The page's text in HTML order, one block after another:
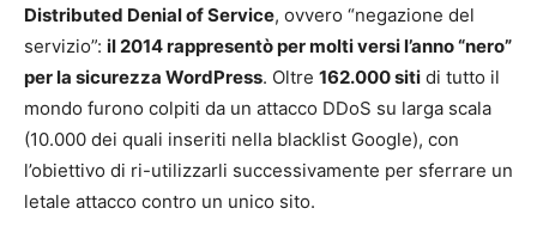
Distributed Denial of Service, ovvero “negazione del
servizio”: il 2014 rappresentò per molti versi l’anno “nero”
per la sicurezza WordPress. Oltre 162.000 siti di tutto il
mondo furono colpiti da un attacco DDoS su larga scala
(10.000 dei quali inseriti nella blacklist Google), con
l’obiettivo di ri-utilizzarli successivamente per sferrare un
letale attacco contro un unico sito.